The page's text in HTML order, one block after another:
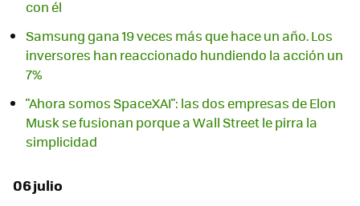
con él
Samsung gana 19 veces más que hace un año. Los
inversores han reaccionado hundiendo la acción un
7%
"Ahora somos SpaceXAI": las dos empresas de Elon
Musk se fusionan porque a Wall Street le pirra la
simplicidad
06 julio